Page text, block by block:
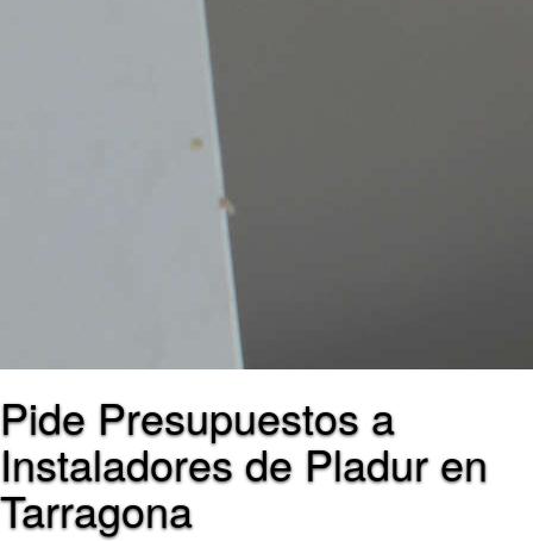
Pide Presupuestos a
Instaladores de Pladur en
Tarragona